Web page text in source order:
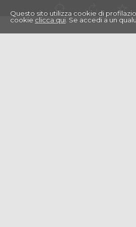
Questo sito utilizza cookie di
cookie clicca qui . Se accedi a un